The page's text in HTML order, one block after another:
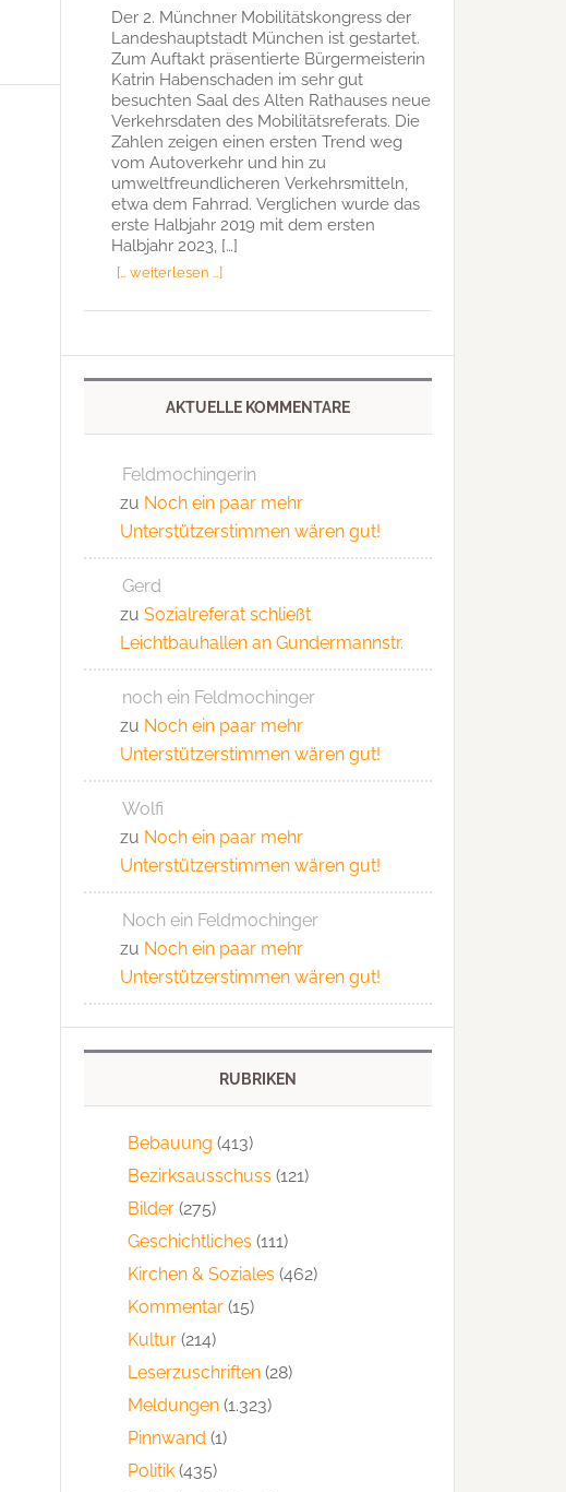
Der 2. Münchner Mobilitätskongress der
Landeshauptstadt München ist gestartet.
Zum Auftakt präsentierte Bürgermeisterin
Katrin Habenschaden im sehr gut
besuchten Saal des Alten Rathauses neue
Verkehrsdaten des Mobilitätsreferats. Die
Zahlen zeigen einen ersten Trend weg
vom Autoverkehr und hin zu
umweltfreundlicheren Verkehrsmitteln,
etwa dem Fahrrad. Verglichen wurde das
erste Halbjahr 2019 mit dem ersten
Halbjahr 2023, […]
[… weiterlesen …]
AKTUELLE KOMMENTARE
Feldmochingerin
zu Noch ein paar mehr
Unterstützerstimmen wären gut!
Gerd
zu Sozialreferat schließt
Leichtbauhallen an Gundermannstr.
noch ein Feldmochinger
zu Noch ein paar mehr
Unterstützerstimmen wären gut!
Wolfi
zu Noch ein paar mehr
Unterstützerstimmen wären gut!
Noch ein Feldmochinger
zu Noch ein paar mehr
Unterstützerstimmen wären gut!
RUBRIKEN
Bebauung (413)
Bezirksausschuss (121)
Bilder (275)
Geschichtliches (111)
Kirchen & Soziales (462)
Kommentar (15)
Kultur (214)
Leserzuschriften (28)
Meldungen (1.323)
Pinnwand (1)
Politik (435)